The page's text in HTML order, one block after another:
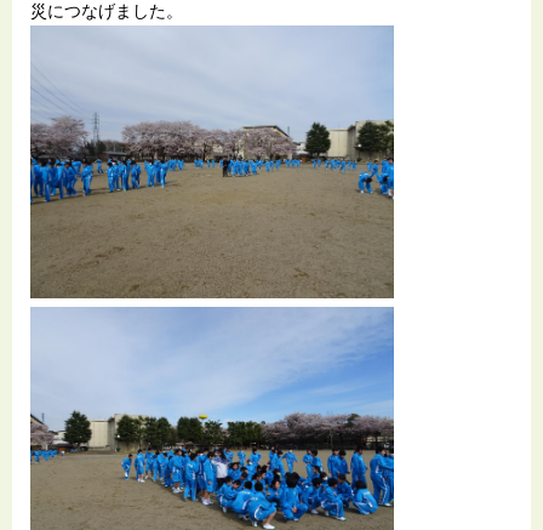
災につなげました。